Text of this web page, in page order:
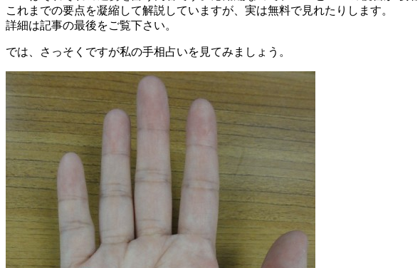
これまでの要点を凝縮して解説していますが、実は無料で見れたりします。
詳細は記事の最後をご覧下さい。
では、さっそくですが私の手相占いを見てみましょう。